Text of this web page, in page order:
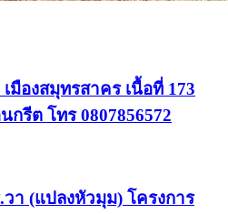
องสมุทรสาคร เนื้อที่ 173
รีต โทร 0807856572
า (แปลงหัวมุม) โครงการ